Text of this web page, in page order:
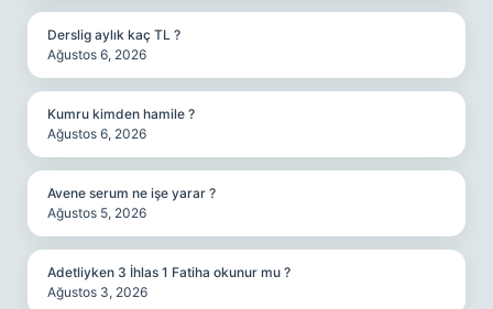
Derslig aylık kaç TL ?
Ağustos 6, 2026
Kumru kimden hamile ?
Ağustos 6, 2026
Avene serum ne işe yarar ?
Ağustos 5, 2026
Adetliyken 3 İhlas 1 Fatiha okunur mu ?
Ağustos 3, 2026